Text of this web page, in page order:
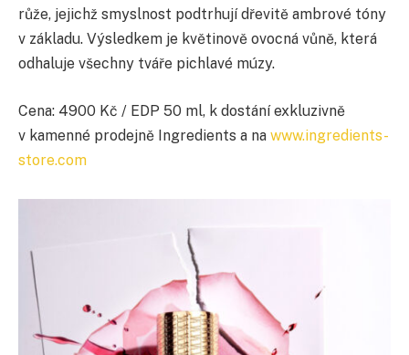
růže, jejichž smyslnost podtrhují dřevitě ambrové tóny
v základu. Výsledkem je květinově ovocná vůně, která
odhaluje všechny tváře pichlavé múzy.
Cena: 4900 Kč / EDP 50 ml, k dostáníexkluzivně
v kamenné prodejně Ingredients a na www.ingredients-
store.com